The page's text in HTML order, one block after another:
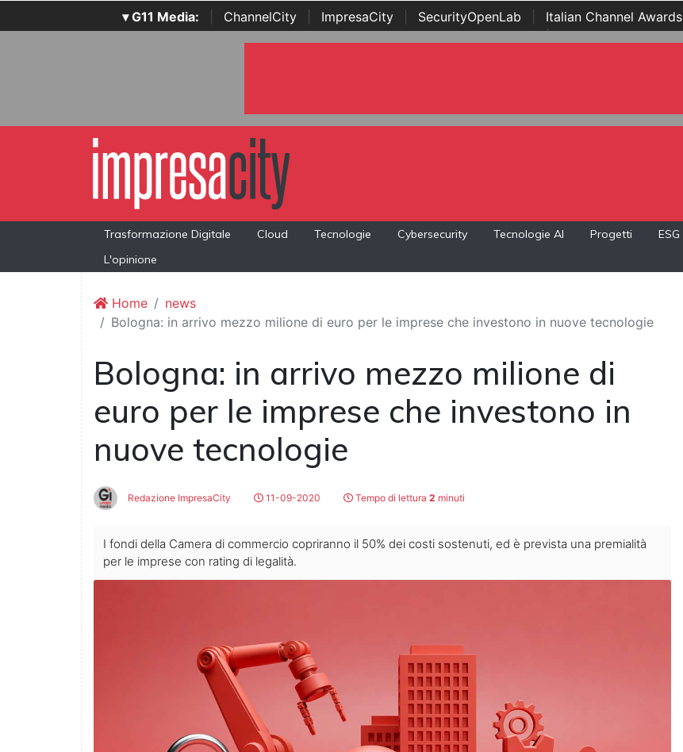
▾ G11 Media: ChannelCity ImpresaCity SecurityOpenLab Italian Channel Awards
Awards | ...
Trasformazione Digitale Cloud Tecnologie Cybersecurity Tecnologie AI Progetti ESG
L'opinione
Home
news
Bologna: in arrivo mezzo milione di euro per le imprese che investono in nuove tecnologie
Bologna: in arrivo mezzo milione di
euro per le imprese che investono in
nuove tecnologie
Redazione ImpresaCity 11-09-2020 Tempo di lettura 2 minuti
I fondi della Camera di commercio copriranno il 50% dei costi sostenuti, ed è prevista una premialità
per le imprese con rating di legalità.